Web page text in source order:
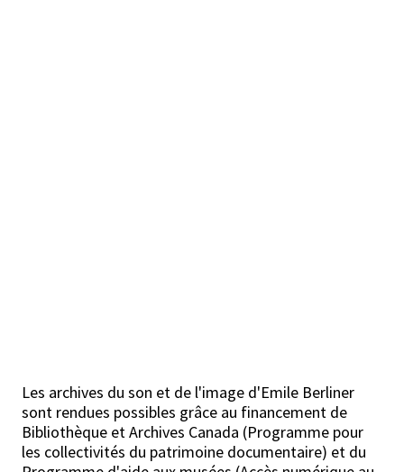
Les archives du son et de l'image d'Emile Berliner
sont rendues possibles grâce au financement de
Bibliothèque et Archives Canada (Programme pour
les collectivités du patrimoine documentaire) et du